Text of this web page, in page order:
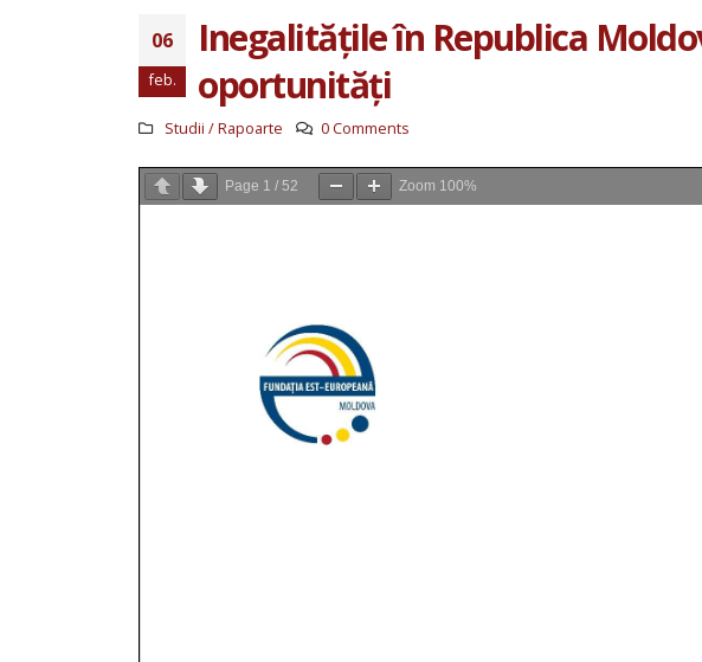
06
feb.
Inegalitățile în Republica
oportunități
Studii / Rapoarte 0 Comments
Page 1 / 52 Zoom 100%
Raport pentru ciclul IV al Evaluării
prim-plan: retrospectiva
activităților AOPD din lunile
mai–iunie
30 iunie 2026
Angajamente durabile pentru